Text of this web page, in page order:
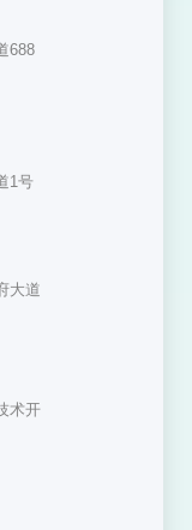
688
1号
大道
术开